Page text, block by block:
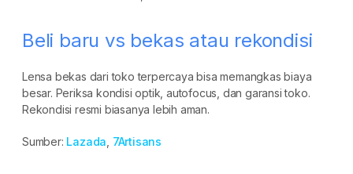
Beli baru vs bekas atau rekondisi
Lensa bekas dari toko terpercaya bisa memangkas biaya
besar. Periksa kondisi optik, autofocus, dan garansi toko.
Rekondisi resmi biasanya lebih aman.
Sumber: Lazada 7Artisans